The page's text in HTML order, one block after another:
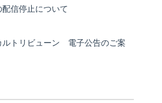
配信停止について
ルトリビューン 電子公告のご案